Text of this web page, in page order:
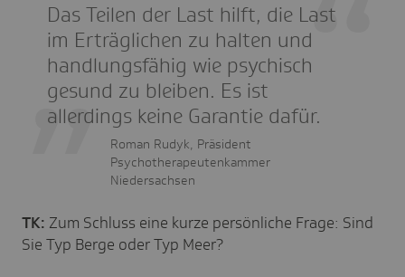
Das Teilen der Last hilft, die Last
im Erträglichen zu halten und
handlungsfähig wie psychisch
gesund zu bleiben. Es ist
allerdings keine Garantie dafür.
Roman Rudyk, Präsident
Psychotherapeutenkammer
Niedersachsen
TK: Zum Schluss eine kurze persönliche Frage: Sind
Sie Typ Berge oder Typ Meer?